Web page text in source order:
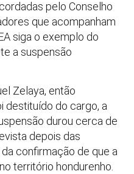
pelo Conselho
que acompanham
siga o exemplo do
a suspensão
Zelaya, então
destituído do cargo, a
durou cerca de
depois das
confirmação de que a
território hondurenho.